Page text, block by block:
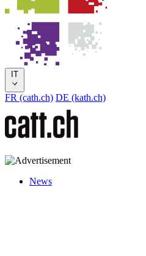
IT
FR (cath.ch) DE (kath.ch)
News